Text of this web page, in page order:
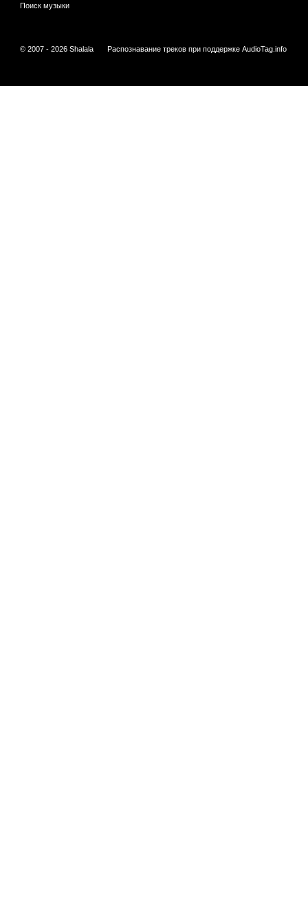
Поиск музыки
© 2007 - 2026 Shalala Распознавание треков при поддержке AudioTag.info